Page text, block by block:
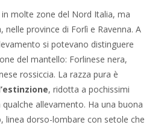
molte zone del Nord Italia, ma
province di Forlì e Ravenna. A
si potevano distinguere
del mantello: Forlinese nera,
rossiccia. La razza pura è
, ridotta a pochissimi
allevamento. Ha una buona
linea dorso-lombare con setole che